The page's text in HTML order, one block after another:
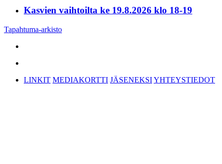
Kasvien vaihtoilta ke 19.8.2026 klo 18-19
Tapahtuma-arkisto
LINKIT MEDIAKORTTI JÄSENEKSIYHTEYSTIEDOT